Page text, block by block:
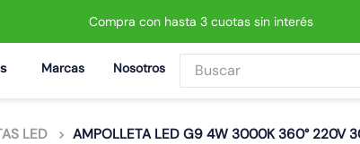
Compra con hasta 3 cuotas sin interés
Marcas Nosotros Buscar
LED AMPOLLETA LED G9 4W 3000K 360° 220V